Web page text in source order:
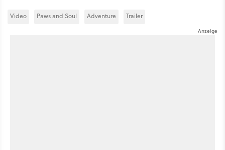
Video Paws and Soul Adventure Trailer